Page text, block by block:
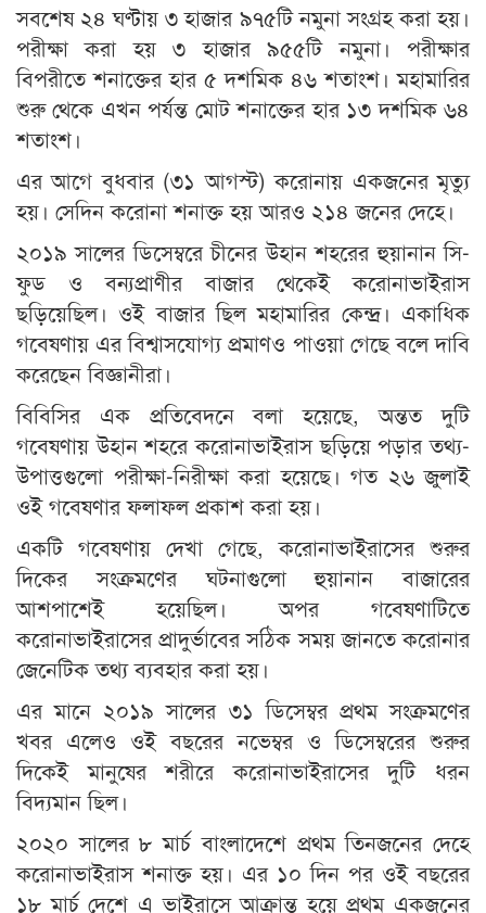
সবশেষ ২৪ ঘণ্টায় ৩ হাজার ৯৭৫টি নমুনা সংগ্রহ করা হয়।
পরীক্ষা করা হয় ৩ হাজার ৯৫৫টি নমুনা। পরীক্ষার
বিপরীতে শনাক্তের হার ৫ দশমিক ৪৬ শতাংশ। মহামারির
শুরু থেকে এখন পর্যন্ত মোট শনাক্তের হার ১৩ দশমিক ৬৪
শতাংশ।
এর আগে বুধবার (৩১ আগস্ট) করোনায় একজনের মৃত্যু
হয়। সেদিন করোনা শনাক্ত হয় আরও ২১৪ জনের দেহে।
২০১৯ সালের ডিসেম্বরে চীনের উহান শহরের হুয়ানান সি-
ফুড ও বন্যপ্রাণীর বাজার থেকেই করোনাভাইরাস
ছড়িয়েছিল। ওই বাজার ছিল মহামারির কেন্দ্র। একাধিক
গবেষণায় এর বিশ্বাসযোগ্য প্রমাণও পাওয়া গেছে বলে দাবি
করেছেন বিজ্ঞানীরা।
বিবিসির এক প্রতিবেদনে বলা হয়েছে, অন্তত দুটি
গবেষণায় উহান শহরে করোনাভাইরাস ছড়িয়ে পড়ার তথ্য-
উপাত্তগুলো পরীক্ষা-নিরীক্ষা করা হয়েছে। গত ২৬ জুলাই
ওই গবেষণার ফলাফল প্রকাশ করা হয়।
একটি গবেষণায় দেখা গেছে, করোনাভাইরাসের শুরুর
দিকের সংক্রমণের ঘটনাগুলো হুয়ানান বাজারের
আশপাশেই হয়েছিল। অপর গবেষণাটিতে
করোনাভাইরাসের প্রাদুর্ভাবের সঠিক সময় জানতে করোনার
জেনেটিক তথ্য ব্যবহার করা হয়।
এর মানে ২০১৯ সালের ৩১ ডিসেম্বর প্রথম সংক্রমণের
খবর এলেও ওই বছরের নভেম্বর ও ডিসেম্বরের শুরুর
দিকেই মানুষের শরীরে করোনাভাইরাসের দুটি ধরন
বিদ্যমান ছিল।
২০২০ সালের ৮ মার্চ বাংলাদেশে প্রথম তিনজনের দেহে
করোনাভাইরাস শনাক্ত হয়। এর ১০ দিন পর ওই বছরের
১৮ মার্চ দেশে এ ভাইরাসে আক্রান্ত হয়ে প্রথম একজনের